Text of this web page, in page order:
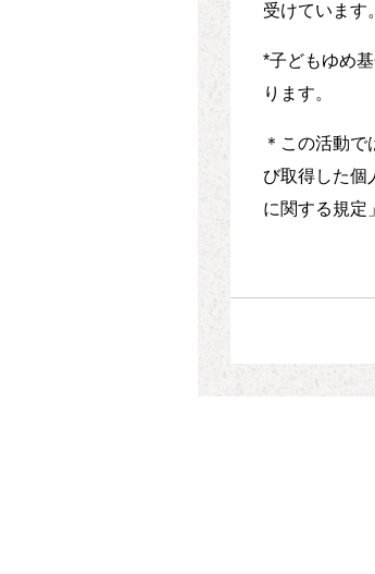
受けています。
*子どもゆめ
ります。
＊この活動
び取得した個
に関する規定